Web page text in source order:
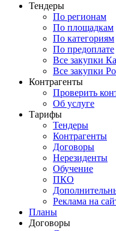
Тендеры
По регионам
По площадкам
По категориям
По предоплате
Все закупки
Все закупки
Контрагенты
Проверить
Об услуге
Тарифы
Тендеры
Контрагенты
Договоры
Нерезиденты
Обучение
ПКО
Реклама на
Планы
Договоры